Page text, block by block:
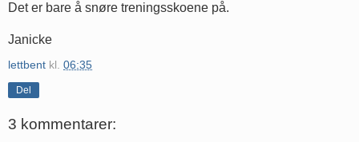
Det er bare å snøre treningsskoene på.
Janicke
lettbent kl. 06:35
Del
3 kommentarer: